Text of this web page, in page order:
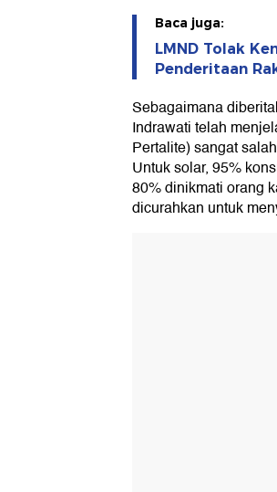
Baca juga:
LMND Tolak
Penderitaan
Sebagaimana
Indrawati telah
Pertalite) sangat
Untuk solar, 95%
80% dinikmati orang
dicurahkan untuk